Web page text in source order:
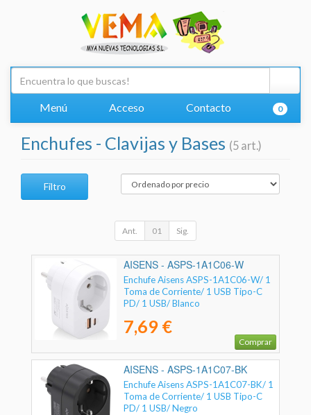
Menú Acceso Contacto 0
Enchufes - Clavijas y Bases (5 art.)
Filtro
Ant. 01 Sig.
AISENS - ASPS-1A1C06-W
Enchufe Aisens ASPS-1A1C06-W/ 1
Toma de Corriente/ 1 USB Tipo-C
PD/ 1 USB/ Blanco
7,69 €
Comprar
AISENS - ASPS-1A1C07-BK
Enchufe Aisens ASPS-1A1C07-BK/ 1
Toma de Corriente/ 1 USB Tipo-C
PD/ 1 USB/ Negro